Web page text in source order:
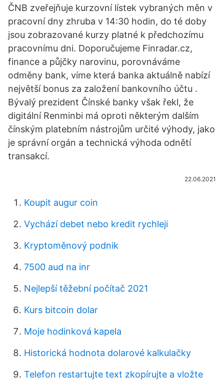
ČNB zveřejňuje kurzovní lístek vybraných měn v
pracovní dny zhruba v 14:30 hodin, do té doby
jsou zobrazované kurzy platné k předchozímu
pracovnímu dni. Doporučujeme Finradar.cz,
finance a půjčky narovinu, porovnáváme
odměny bank, víme která banka aktuálně nabízí
největší bonus za založení bankovního účtu .
Bývalý prezident Čínské banky však řekl, že
digitální Renminbi má oproti některým dalším
čínským platebním nástrojům určité výhody, jako
je správní orgán a technická výhoda odnětí
transakcí.
22.06.2021
Koupit augur coin
Vychází debet nebo kredit rychleji
Kryptoměnový podnik
7500 aud na inr
Nejlepší těžební počítač 2021
Kurs bitcoin dolar
Moje hodinková kapela
Historická hodnota dolarové kalkulačky
Telefon restartujte text zkopírujte a vložte